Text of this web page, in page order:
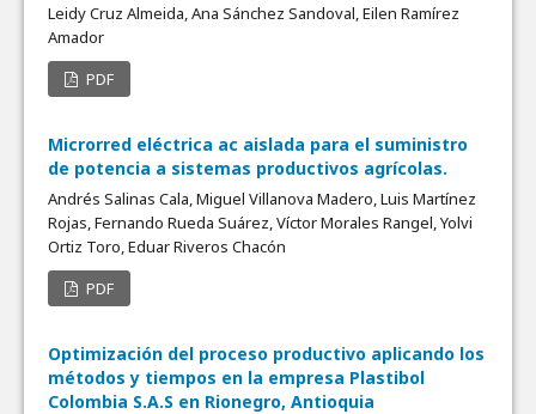
Leidy Cruz Almeida, Ana Sánchez Sandoval, Eilen Ramírez
Amador
PDF
Microrred eléctrica ac aislada para el suministro
de potencia a sistemas productivos agrícolas.
Andrés Salinas Cala, Miguel Villanova Madero, Luis Martínez
Rojas, Fernando Rueda Suárez, Víctor Morales Rangel, Yolvi
Ortiz Toro, Eduar Riveros Chacón
PDF
Optimización del proceso productivo aplicando los
métodos y tiempos en la empresa Plastibol
Colombia S.A.S en Rionegro, Antioquia